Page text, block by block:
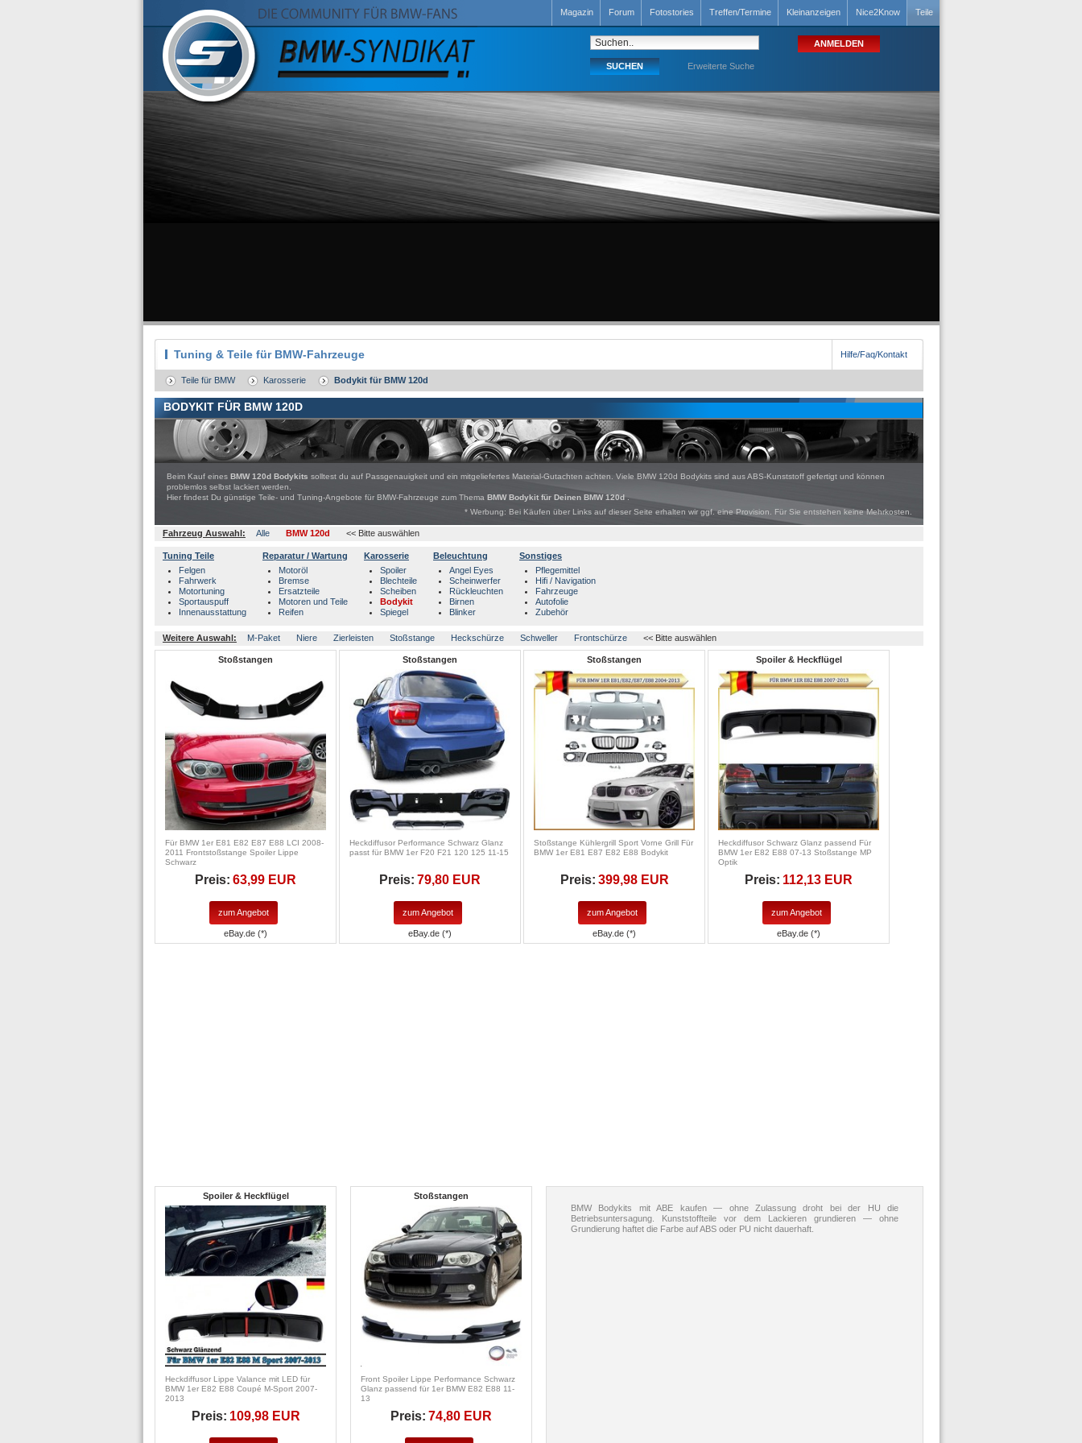
Magazin Forum Fotostories Treffen/Termine Kleinanzeigen Nice2Know Teile
Erweiterte Suche
Tuning & Teile für BMW-Fahrzeuge Hilfe/Faq/Kontakt
Teile für BMW Karosserie Bodykit für BMW 120d
BODYKIT FÜR BMW 120D
Beim Kauf eines BMW 120d Bodykits solltest du auf Passgenauigkeit und ein mitgeliefertes Material-Gutachten achten. Viele BMW 120d Bodykits sind aus ABS-Kunststoff gefertigt und können
problemlos selbst lackiert werden.
Hier findest Du günstige Teile- und Tuning-Angebote für BMW-Fahrzeuge zum Thema BMW Bodykit für Deinen BMW 120d.
* Werbung: Bei Käufen über Links auf dieser Seite erhalten wir ggf. eine Provision. Für Sie entstehen keine Mehrkosten.
Fahrzeug Auswahl: Alle BMW 120d << Bitte auswählen
Tuning Teile
Felgen
Fahrwerk
Motortuning
Sportauspuff
Innenausstattung
Reparatur / Wartung
Motoröl
Bremse
Ersatzteile
Motoren und Teile
Reifen
Karosserie
Spoiler
Blechteile
Scheiben
Bodykit
Spiegel
Beleuchtung
Angel Eyes
Scheinwerfer
Rückleuchten
Birnen
Blinker
Sonstiges
Pflegemittel
Hifi / Navigation
Fahrzeuge
Autofolie
Zubehör
Weitere Auswahl: M-Paket Niere Zierleisten Stoßstange Heckschürze Schweller Frontschürze << Bitte auswählen
Stoßstangen
Für BMW 1er E81 E82 E87 E88 LCI 2008-
2011 Frontstoßstange Spoiler Lippe
Schwarz
Preis: 63,99 EUR
zum Angebot
eBay.de (*)
Stoßstangen
Heckdiffusor Performance Schwarz Glanz
passt für BMW 1er F20 F21 120 125 11-15
Preis: 79,80 EUR
zum Angebot
eBay.de (*)
Stoßstangen
Stoßstange Kühlergrill Sport Vorne Grill Für
BMW 1er E81 E87 E82 E88 Bodykit
Preis: 399,98 EUR
zum Angebot
eBay.de (*)
Spoiler & Heckflügel
Heckdiffusor Schwarz Glanz passend Für
BMW 1er E82 E88 07-13 Stoßstange MP
Optik
Preis: 112,13 EUR
zum Angebot
eBay.de (*)
Spoiler & Heckflügel
Heckdiffusor Lippe Valance mit LED für
BMW 1er E82 E88 Coupé M-Sport 2007-
2013
Preis: 109,98 EUR
Stoßstangen
Front Spoiler Lippe Performance Schwarz
Glanz passend für 1er BMW E82 E88 11-
13
Preis: 74,80 EUR
BMW Bodykits mit ABE kaufen — ohne Zulassung droht bei der HU die
Betriebsuntersagung. Kunststoffteile vor dem Lackieren grundieren — ohne
Grundierung haftet die Farbe auf ABS oder PU nicht dauerhaft.